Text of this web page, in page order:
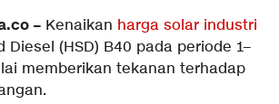
– Kenaikan harga solar industri
Diesel (HSD) B40 pada periode 1–
memberikan tekanan terhadap